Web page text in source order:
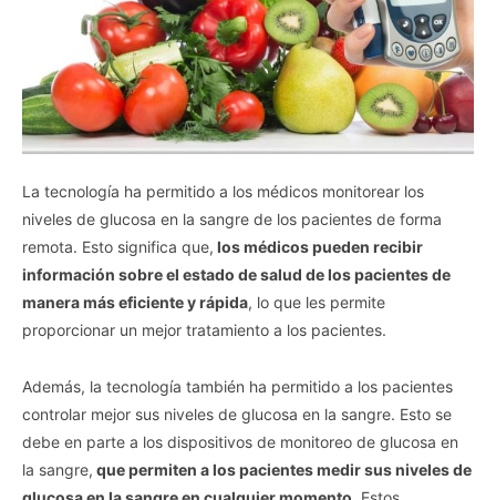
La tecnología ha permitido a los médicos monitorear los
niveles de glucosa en la sangre de los pacientes de forma
remota. Esto significa que, los médicos pueden recibir
información sobre el estado de salud de los pacientes de
manera más eficiente y rápida, lo que les permite
proporcionar un mejor tratamiento a los pacientes.
Además, la tecnología también ha permitido a los pacientes
controlar mejor sus niveles de glucosa en la sangre. Esto se
debe en parte a los dispositivos de monitoreo de glucosa en
la sangre, que permiten a los pacientes medir sus niveles de